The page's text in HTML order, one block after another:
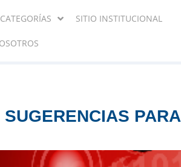
CATEGORÍAS SITIO INSTITUCIONAL
SUGERENCIAS